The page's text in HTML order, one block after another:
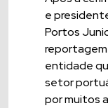
e
Portos
reportagem
entidade
setor
por muitos